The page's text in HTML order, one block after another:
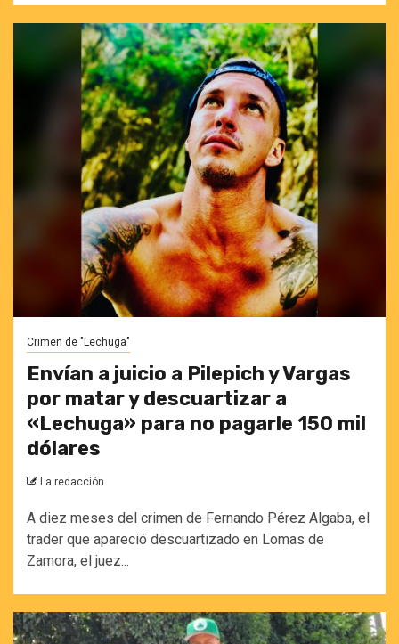
Crimen de "Lechuga"
Envían a juicio a Pilepich y Vargas
por matar y descuartizar a
«Lechuga» para no pagarle 150 mil
dólares
La redacción
A diez meses del crimen de Fernando Pérez Algaba, el
trader que apareció descuartizado en Lomas de
Zamora, el juez...